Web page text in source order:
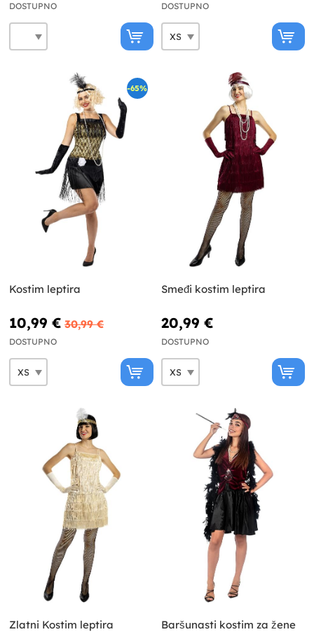
DOSTUPNO DOSTUPNO
-65%
Kostim leptira
10,99 € 30,99 €
DOSTUPNO
Smeđi kostim leptira
20,99 €
DOSTUPNO
Zlatni Kostim leptira Baršunasti kostim za žene